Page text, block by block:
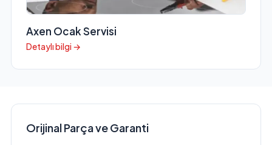
Axen Ocak Servisi
Detaylı bilgi →
Orijinal Parça ve Garanti